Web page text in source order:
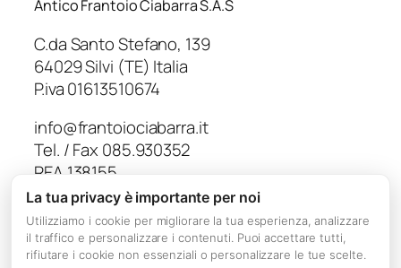
Antico Frantoio Ciabarra S.A.S
C.da Santo Stefano, 139
64029 Silvi (TE) Italia
P.iva 01613510674
info@frantoiociabarra.it
Tel. / Fax 085.930352
REA 138155
Capitale Sociale € 10.000,00
La tua privacy è importante per noi
Utilizziamo i cookie per migliorare la tua esperienza, analizzare
il traffico e personalizzare i contenuti. Puoi accettare tutti,
rifiutare i cookie non essenziali o personalizzare le tue scelte.